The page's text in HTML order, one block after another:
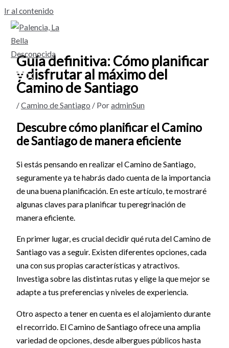
Ir al contenido
Guía definitiva: Cómo planificar
y disfrutar al máximo del
Camino de Santiago
/Camino de Santiago / PoradminSun
Descubre cómo planificar el Camino
de Santiago de manera eficiente
Si estás pensando en realizar el Camino de Santiago,
seguramente ya te habrás dado cuenta de la importancia
de una buena planificación. En este artículo, te mostraré
algunas claves para planificar tu peregrinación de
manera eficiente.
En primer lugar, es crucial decidir qué ruta del Camino de
Santiago vas a seguir. Existen diferentes opciones, cada
una con sus propias características y atractivos.
Investiga sobre las distintas rutas y elige la que mejor se
adapte a tus preferencias y niveles de experiencia.
Otro aspecto a tener en cuenta es el alojamiento durante
el recorrido. El Camino de Santiago ofrece una amplia
variedad de opciones, desde albergues públicos hasta